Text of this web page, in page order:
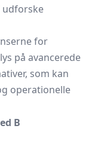
udforske
for
på avancerede
som kan
operationelle
B